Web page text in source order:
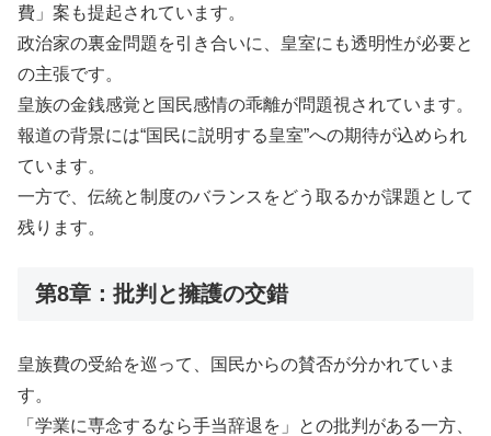
費」案も提起されています。
政治家の裏金問題を引き合いに、皇室にも透明性が必要と
の主張です。
皇族の金銭感覚と国民感情の乖離が問題視されています。
報道の背景には“国民に説明する皇室”への期待が込められ
ています。
一方で、伝統と制度のバランスをどう取るかが課題として
残ります。
第8章：批判と擁護の交錯
皇族費の受給を巡って、国民からの賛否が分かれていま
す。
「学業に専念するなら手当辞退を」との批判がある一方、